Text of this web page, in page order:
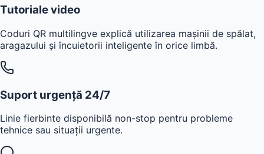
Tutoriale video
Coduri QR multilingve explică utilizarea mașinii de spălat,
aragazului și încuietorii inteligente în orice limbă.
Suport urgență 24/7
Linie fierbinte disponibilă non-stop pentru probleme
tehnice sau situații urgente.